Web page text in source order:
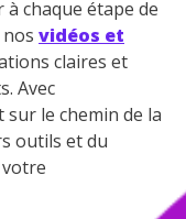
chaque étape de
vidéos et
claires et
Avec
sur le chemin de la
outils et du